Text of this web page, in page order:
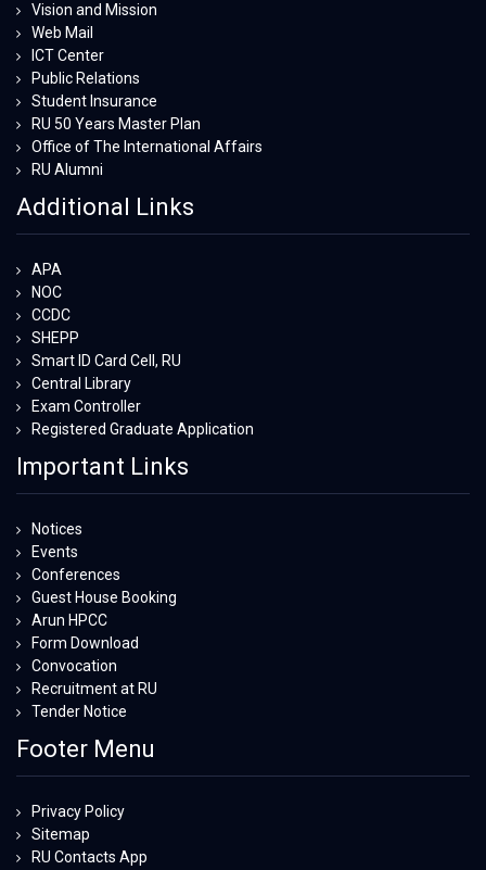
Vision and Mission
Web Mail
ICT Center
Public Relations
Student Insurance
RU 50 Years Master Plan
Office of The International Affairs
RU Alumni
Additional Links
APA
NOC
CCDC
SHEPP
Smart ID Card Cell, RU
Central Library
Exam Controller
Registered Graduate Application
Important Links
Notices
Events
Conferences
Guest House Booking
Arun HPCC
Form Download
Convocation
Recruitment at RU
Tender Notice
Footer Menu
Privacy Policy
Sitemap
RU Contacts App